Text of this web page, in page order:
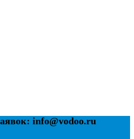
info@vodoo.ru